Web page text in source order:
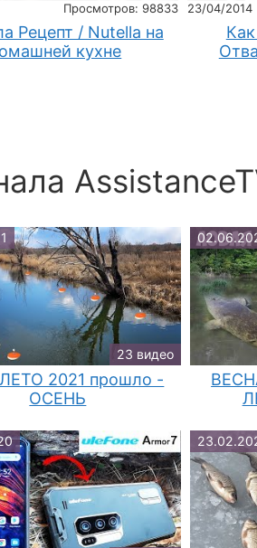
Просмотров: 98833
Рецепт / Nutella на
кухне
23/04/2014
23 видео
2021 прошло -
ОСЕНЬ